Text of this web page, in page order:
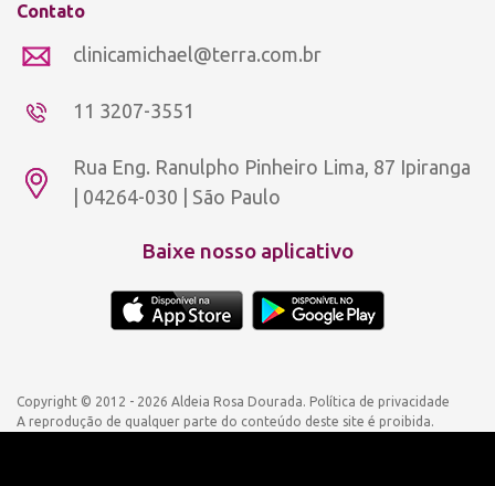
Contato
clinicamichael@terra.com.br
11 3207-3551
Rua Eng. Ranulpho Pinheiro Lima, 87 Ipiranga
| 04264-030 | São Paulo
Baixe nosso aplicativo
Copyright © 2012 - 2026 Aldeia Rosa Dourada. Política de privacidade
A reprodução de qualquer parte do conteúdo deste site é proibida.